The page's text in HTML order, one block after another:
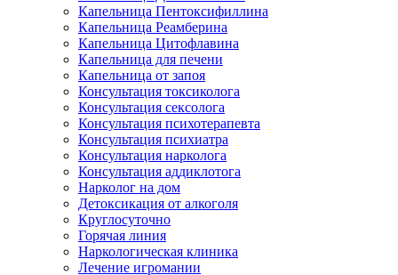
Капельница Пентоксифиллина
Капельница Реамберина
Капельница Цитофлавина
Капельница для печени
Капельница от запоя
Консультация токсиколога
Консультация сексолога
Консультация психотерапевта
Консультация психиатра
Консультация нарколога
Консультация аддиклотога
Нарколог на дом
Детоксикация от алкоголя
Круглосуточно
Горячая линия
Наркологическая клиника
Лечение игромании